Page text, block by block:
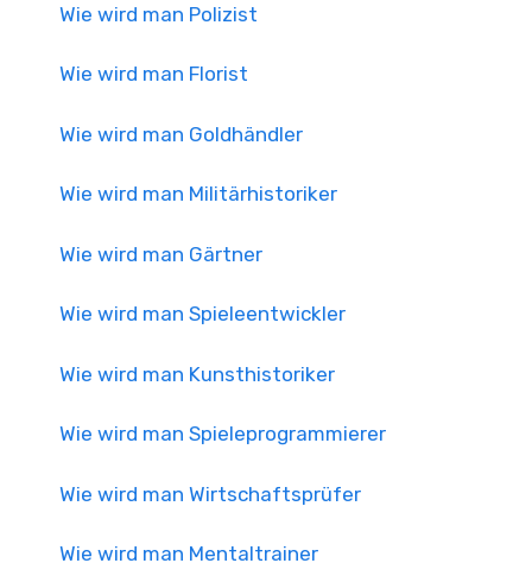
Wie wird man Polizist
Wie wird man Florist
Wie wird man Goldhändler
Wie wird man Militärhistoriker
Wie wird man Gärtner
Wie wird man Spieleentwickler
Wie wird man Kunsthistoriker
Wie wird man Spieleprogrammierer
Wie wird man Wirtschaftsprüfer
Wie wird man Mentaltrainer